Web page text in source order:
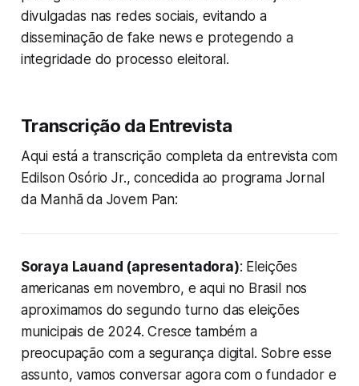
divulgadas nas redes sociais, evitando a
disseminação de fake news e protegendo a
integridade do processo eleitoral.
Transcrição da Entrevista
Aqui está a transcrição completa da entrevista com
Edilson Osório Jr., concedida ao programa Jornal
da Manhãda Jovem Pan:
Soraya Lauand (apresentadora): Eleições
americanas em novembro, e aqui no Brasil nos
aproximamos do segundo turno das eleições
municipais de 2024. Cresce também a
preocupação com a segurança digital. Sobre esse
assunto, vamos conversar agora com o fundador e